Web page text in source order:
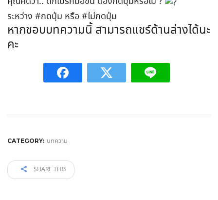
ระหว่าง #กดปุ่ม หรือ#ไม่กดปุ่ม
หากชอบบทความนี้ สามารถแชร์ด้านล่างได้นะ
คะ
CATEGORY: บทความ
SHARE THIS